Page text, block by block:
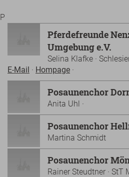
P
Pferdefreunde
Umgebung e.V.
Selina Klafke ·
E-Mail · Hompage ·
Posaunenchor
Anita Uhl ·
Posaunenchor
Martina Schmidt
Posaunenchor
Rainer Steudtner · StT